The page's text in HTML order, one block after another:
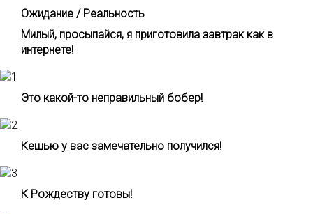
Ожидание / Реальность
Милый, просыпайся, я приготовила завтрак как в
интернете!
Это какой-то неправильный бобер!
Кешью у вас замечательно получился!
К Рождеству готовы!